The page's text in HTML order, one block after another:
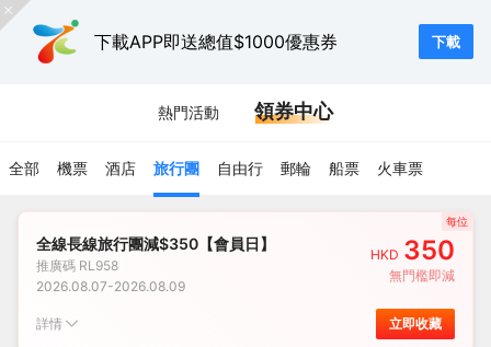
下載APP即送總值$1000優惠券 下載
熱門活動 領券中心
全部 機票 酒店 旅行團 自由行 郵輪 船票 火車票
全線長線旅行團減$350【會員日】
推廣碼 RL958
2026.08.07-2026.08.09
HKD 350
無門檻即減
每位
詳情 立即收藏